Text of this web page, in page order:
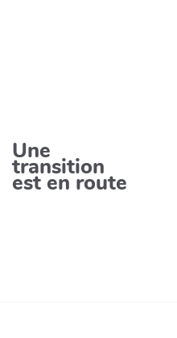
Une
transition
est en route